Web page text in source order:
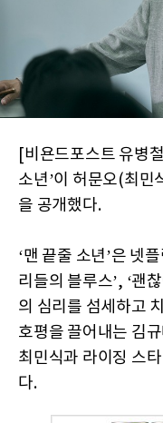
[비욘드포스트 유병
소년’이 허문오(최민
을 공개했다.
‘맨 끝줄 소년’은 넷
리들의 블루스’, ‘괜
의 심리를 섬세하고
호평을 끌어내는 김
최민식과 라이징 스
다.